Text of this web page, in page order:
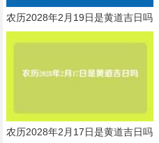
农历2028年2月19日是黄道吉日吗
农历2028年2月17日是黄道吉日吗